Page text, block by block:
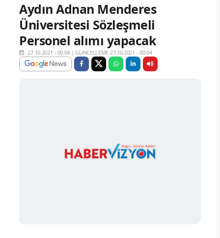
Aydın Adnan Menderes
Üniversitesi Sözleşmeli
Personel alımı yapacak
27.10.2021 - 00:04 |GÜNCELLEME:27.10.2021 - 00:04